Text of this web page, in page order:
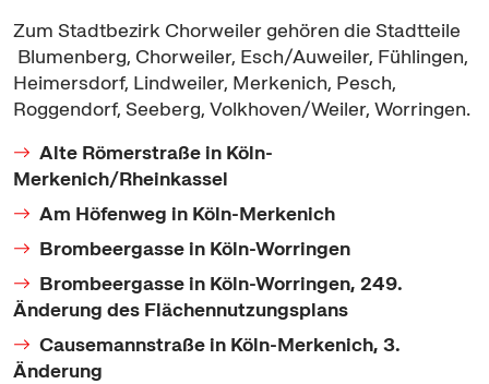
Zum Stadtbezirk Chorweiler gehören die Stadtteile
Blumenberg, Chorweiler, Esch/Auweiler, Fühlingen,
Heimersdorf, Lindweiler, Merkenich, Pesch,
Roggendorf, Seeberg, Volkhoven/Weiler, Worringen.
Alte Römerstraße in Köln-
Merkenich/Rheinkassel
Am Höfenweg in Köln-Merkenich
Brombeergasse in Köln-Worringen
Brombeergasse in Köln-Worringen, 249.
Änderung des Flächennutzungsplans
Causemannstraße in Köln-Merkenich, 3.
Änderung